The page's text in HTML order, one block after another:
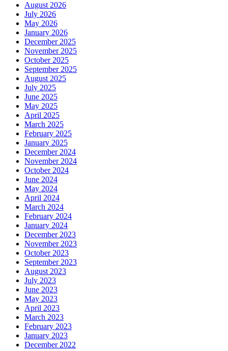
August 2026
July 2026
May 2026
January 2026
December 2025
November 2025
October 2025
September 2025
August 2025
July 2025
June 2025
May 2025
April 2025
March 2025
February 2025
January 2025
December 2024
November 2024
October 2024
June 2024
May 2024
April 2024
March 2024
February 2024
January 2024
December 2023
November 2023
October 2023
September 2023
August 2023
July 2023
June 2023
May 2023
April 2023
March 2023
February 2023
January 2023
December 2022